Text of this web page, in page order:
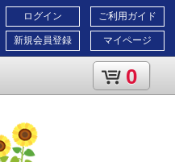
ご利用ガイド
マイページ
ログイン
新規会員登録
0